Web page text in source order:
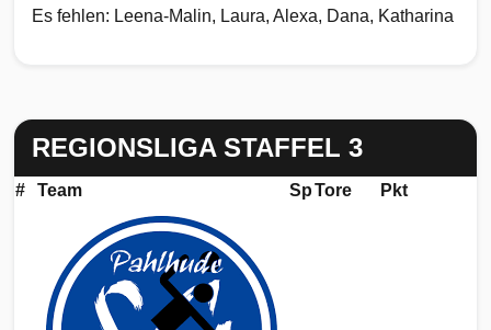
Es fehlen: Leena-Malin, Laura, Alexa, Dana, Katharina
REGIONSLIGA STAFFEL 3
# Team SpTore Pkt